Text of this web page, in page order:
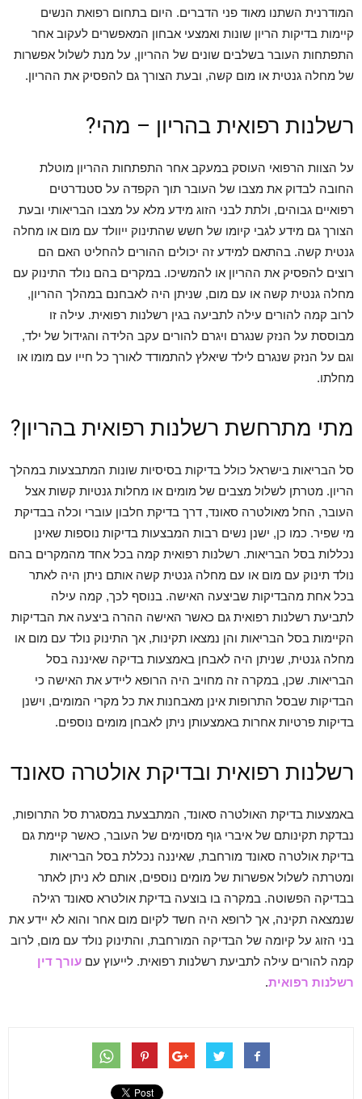
המודרנית השתנו מאוד פני הדברים. היום בתחום רפואת הנשים
קיימות בדיקות הריון שונות ואמצעי אבחון המאפשרים לעקוב אחר
התפתחות העובר בשלבים שונים של ההריון, על מנת לשלול אפשרות
של מחלה גנטית או מום קשה, ובעת הצורך גם להפסיק את ההריון.
רשלנות רפואית בהריון – מהי?
על הצוות הרפואי העוסק במעקב אחר התפתחות ההריון מוטלת
החובה לבדוק את מצבו של העובר תוך הקפדה על סטנדרטים
רפואיים גבוהים, ולתת לבני הזוג מידע מלא על מצבו הבריאותי ובעת
הצורך גם מידע לגבי קיומו של חשש שהתינוק ייוולד עם מום או מחלה
גנטית קשה. בהתאם למידע זה יכולים ההורים להחליט האם הם
רוצים להפסיק את ההריון או להמשיכו. במקרים בהם נולד התינוק עם
מחלה גנטית קשה או עם מום, שניתן היה לאבחנם במהלך ההריון,
לרוב קמה להורים עילה לתביעה בגין רשלנות רפואית. עילה זו
מבוססת על הנזק שנגרם ויגרם להורים עקב הלידה והגידול של ילד,
וגם על הנזק שנגרם לילד שיאלץ להתמודד לאורך כל חייו עם מומו או
מחלתו.
מתי מתרחשת רשלנות רפואית בהריון?
סל הבריאות בישראל כולל בדיקות בסיסיות שונות המתבצעות במהלך
הריון. מטרתן לשלול מצבים של מומים או מחלות גנטיות קשות אצל
העובר, החל מאולטרה סאונד, דרך בדיקת חלבון עוברי וכלה בבדיקת
מי שפיר. כמו כן, ישנן נשים רבות המבצעות בדיקות נוספות שאינן
נכללות בסל הבריאות. רשלנות רפואית קמה בכל אחד מהמקרים בהם
נולד תינוק עם מום או עם מחלה גנטית קשה אותם ניתן היה לאתר
בכל אחת מהבדיקות שביצעה האישה. בנוסף לכך, קמה עילה
לתביעת רשלנות רפואית גם כאשר האישה ההרה ביצעה את הבדיקות
הקיימות בסל הבריאות והן נמצאו תקינות, אך התינוק נולד עם מום או
מחלה גנטית, שניתן היה לאבחן באמצעות בדיקה שאיננה בסל
הבריאות. שכן, במקרה זה מחויב היה הרופא ליידע את האישה כי
הבדיקות שבסל התרופות אינן מאבחנות את כל מקרי המומים, וישנן
בדיקות פרטיות אחרות באמצעותן ניתן לאבחן מומים נוספים.
רשלנות רפואית ובדיקת אולטרה סאונד
באמצעות בדיקת האולטרה סאונד, המתבצעת במסגרת סל התרופות,
נבדקת תקינותם של איברי גוף מסוימים של העובר, כאשר קיימת גם
בדיקת אולטרה סאונד מורחבת, שאיננה נכללת בסל הבריאות
ומטרתה לשלול אפשרות של מומים נוספים, אותם לא ניתן לאתר
בבדיקה הפשוטה. במקרה בו בוצעה בדיקת אולטרא סאונד רגילה
שנמצאה תקינה, אך לרופא היה חשד לקיום מום אחר והוא לא יידע את
בני הזוג על קיומה של הבדיקה המורחבת, והתינוק נולד עם מום, לרוב
קמה להורים עילה לתביעת רשלנות רפואית. לייעוץ עם עורך דין
רשלנות רפואית.